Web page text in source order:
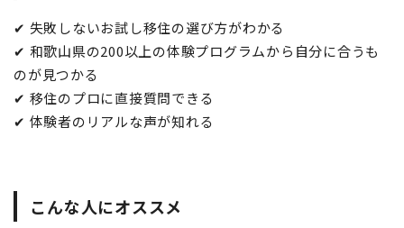
✔︎ 失敗しないお試し移住の選び方がわかる
✔︎ 和歌山県の200以上の体験プログラムから自分に合うも
のが見つかる
✔︎ 移住のプロに直接質問できる
✔︎ 体験者のリアルな声が知れる
こんな人にオススメ